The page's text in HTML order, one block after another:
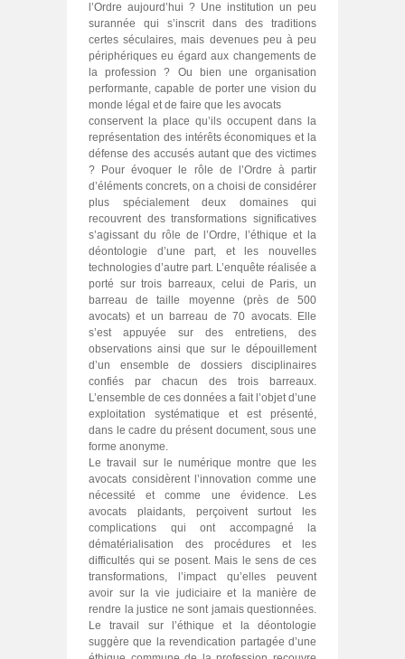
l’Ordre aujourd’hui ? Une institution un peu
surannée qui s’inscrit dans des traditions
certes séculaires, mais devenues peu à peu
périphériques eu égard aux changements de
la profession ? Ou bien une organisation
performante, capable de porter une vision du
monde légal et de faire que les avocats
conservent la place qu’ils occupent dans la
représentation des intérêts économiques et la
défense des accusés autant que des victimes
? Pour évoquer le rôle de l’Ordre à partir
d’éléments concrets, on a choisi de considérer
plus spécialement deux domaines qui
recouvrent des transformations significatives
s’agissant du rôle de l’Ordre, l’éthique et la
déontologie d’une part, et les nouvelles
technologies d’autre part. L’enquête réalisée a
porté sur trois barreaux, celui de Paris, un
barreau de taille moyenne (près de 500
avocats) et un barreau de 70 avocats. Elle
s’est appuyée sur des entretiens, des
observations ainsi que sur le dépouillement
d’un ensemble de dossiers disciplinaires
confiés par chacun des trois barreaux.
L’ensemble de ces données a fait l’objet d’une
exploitation systématique et est présenté,
dans le cadre du présent document, sous une
forme anonyme.
Le travail sur le numérique montre que les
avocats considèrent l’innovation comme une
nécessité et comme une évidence. Les
avocats plaidants, perçoivent surtout les
complications qui ont accompagné la
dématérialisation des procédures et les
difficultés qui se posent. Mais le sens de ces
transformations, l’impact qu’elles peuvent
avoir sur la vie judiciaire et la manière de
rendre la justice ne sont jamais questionnées.
Le travail sur l’éthique et la déontologie
suggère que la revendication partagée d’une